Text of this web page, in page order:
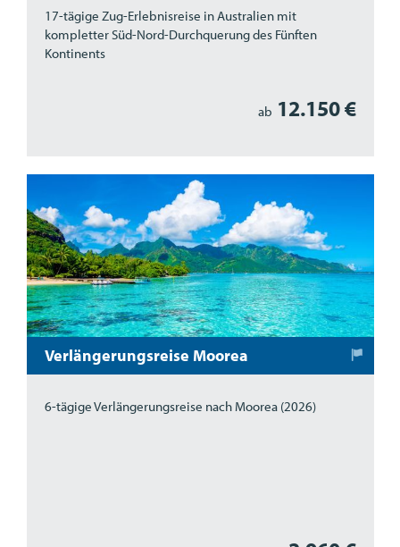
17-tägige Zug-Erlebnisreise in Australien mit
kompletter Süd-Nord-Durchquerung des Fünften
Kontinents
ab 12.150 €
Verlängerungsreise Moorea
6-tägige Verlängerungsreise nach Moorea (2026)